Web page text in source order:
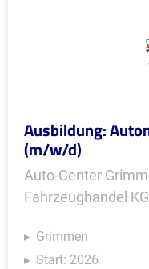
Ausbildung:
(m/w/d)
Auto-Center
Fahrzeughandel KG
Grimmen
Start: 2026